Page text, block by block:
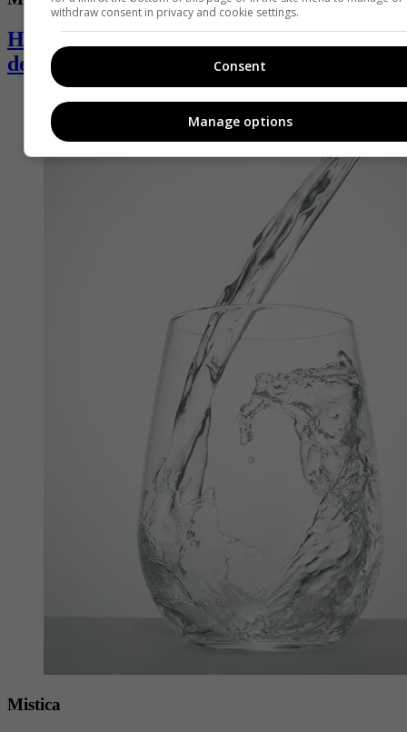
Horóscopo de Mhoni Vidente para el fin
de semana del 25 al 27 de agosto
Mistica
withdraw consent in privacy and cookie settings.
Consent
Manage options